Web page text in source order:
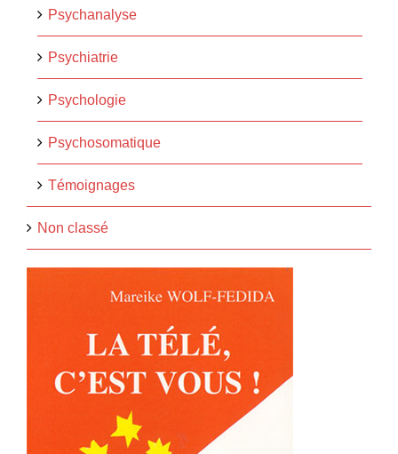
Psychanalyse
Psychiatrie
Psychologie
Psychosomatique
Témoignages
Non classé